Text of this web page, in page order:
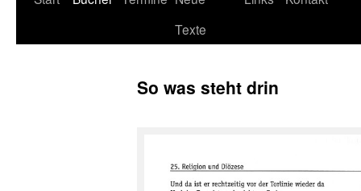
Texte
So was steht drin